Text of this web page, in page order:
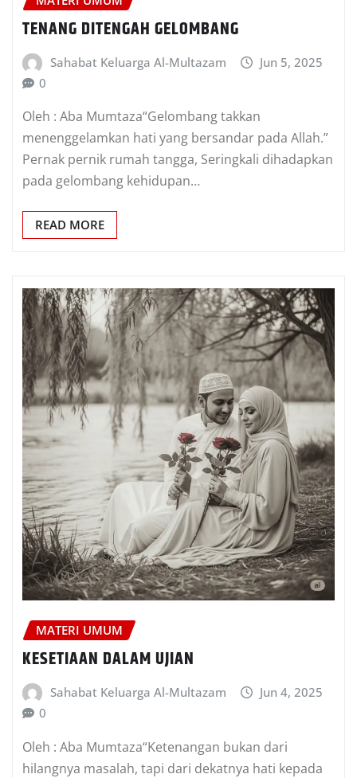
TENANG DITENGAH GELOMBANG
Sahabat Keluarga Al-Multazam
Jun 5, 2025
0
Oleh : Aba Mumtaza“Gelombang takkan
menenggelamkan hati yang bersandar pada Allah.”
Pernak pernik rumah tangga, Seringkali dihadapkan
pada gelombang kehidupan…
READ MORE
MATERI UMUM
KESETIAAN DALAM UJIAN
Sahabat Keluarga Al-Multazam
Jun 4, 2025
0
Oleh : Aba Mumtaza“Ketenangan bukan dari
hilangnya masalah, tapi dari dekatnya hati kepada